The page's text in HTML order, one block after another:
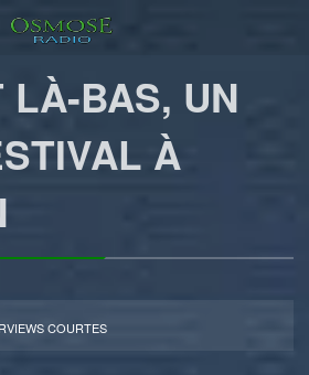
LÀ-BAS, UN
À
COURTES